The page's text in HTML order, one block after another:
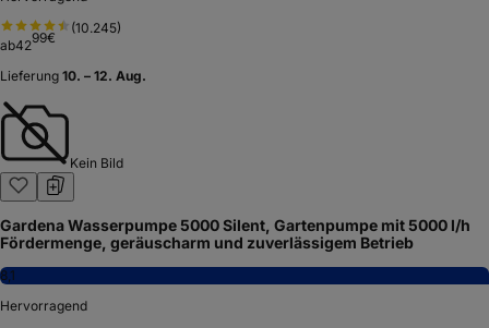
(10.245)
ab4299€
Lieferung 10. – 12. Aug.
Kein Bild
Gardena Wasserpumpe 5000 Silent, Gartenpumpe mit 5000 l/h
Fördermenge, geräuscharm und zuverlässigem Betrieb
8,1
Hervorragend